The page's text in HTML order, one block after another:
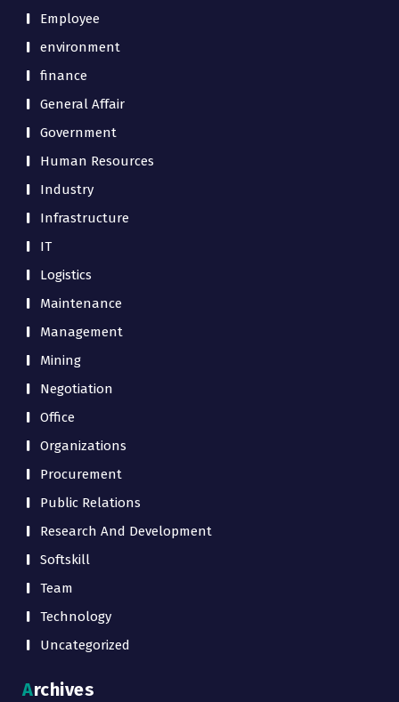
Employee
environment
finance
General Affair
Government
Human Resources
Industry
Infrastructure
IT
Logistics
Maintenance
Management
Mining
Negotiation
Office
Organizations
Procurement
Public Relations
Research And Development
Softskill
Team
Technology
Uncategorized
Archives